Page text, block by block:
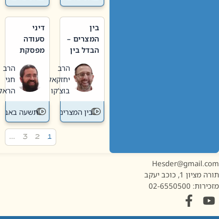
בין
המצרים –
הבדל בין
חדשה
לישנה
הרב
יחזקאל
בוצ'קו
בין המצרים
דיני
סעודה
מפסקת
תשעה
באב
הרב
חגי
הראל
תשעה באב
1, כוכב יעקב
02-6550500